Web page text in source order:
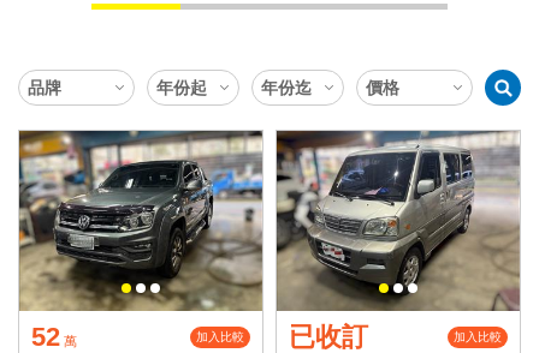
52 萬 加入比較 已收訂 加入比較